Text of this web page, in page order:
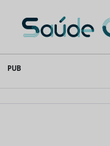
to
content
Saúde Oral
PUB